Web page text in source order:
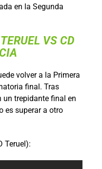
en la Segunda
VS CD
volver a la Primera
final. Tras
un trepidante final en
es superar a otro
Teruel):